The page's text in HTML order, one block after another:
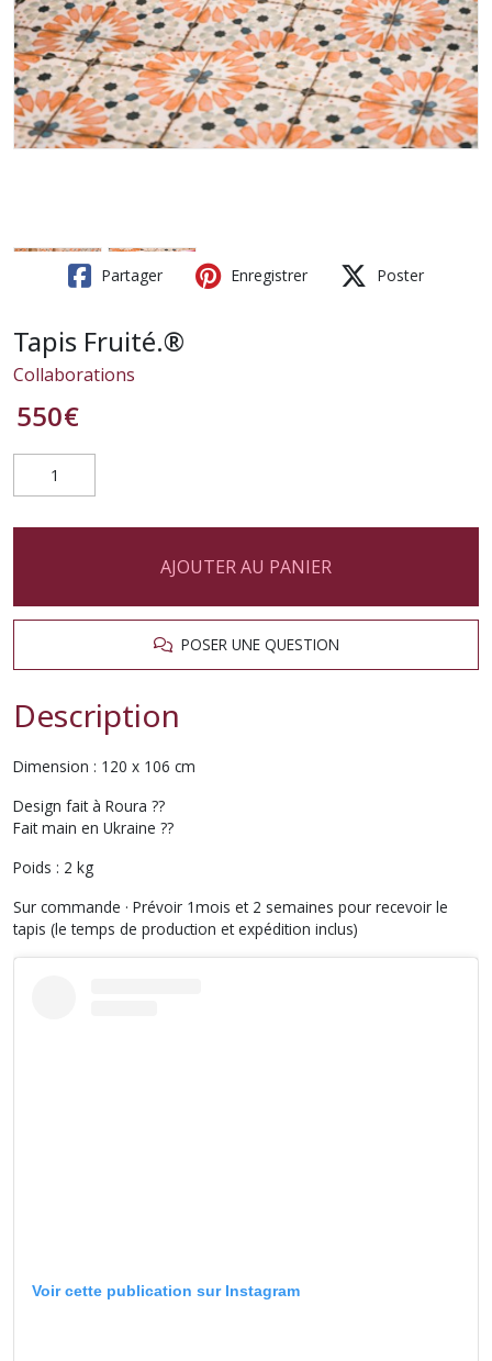
Partager Enregistrer Poster
Tapis Fruité.®
Collaborations
550€
AJOUTER AU PANIER
POSER UNE QUESTION
Description
Dimension : 120 x 106 cm
Design fait à Roura ??
Fait main en Ukraine ??
Poids : 2 kg
Sur commande · Prévoir 1mois et 2 semaines pour recevoir le
tapis (le temps de production et expédition inclus)
Voir cette publication sur Instagram